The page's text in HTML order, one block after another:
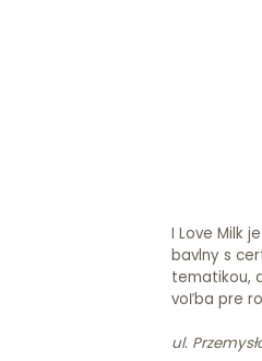
I Love Milk
bavlny s
tematikou,
voľba pre
ul.